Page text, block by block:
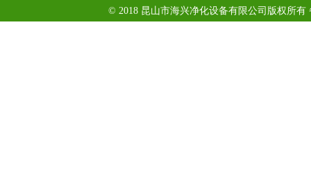
© 2018 昆山市海兴净化设备有限公司版权所有